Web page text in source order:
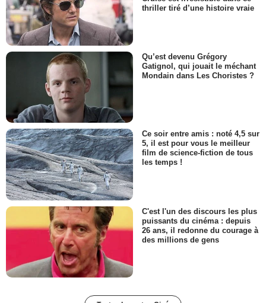
thriller tiré d’une histoire vraie
Qu’est devenu Grégory
Gatignol, qui jouait le méchant
Mondain dans Les Choristes ?
Ce soir entre amis : noté 4,5 sur
5, il est pour vous le meilleur
film de science-fiction de tous
les temps !
C'est l'un des discours les plus
puissants du cinéma : depuis
26 ans, il redonne du courage à
des millions de gens